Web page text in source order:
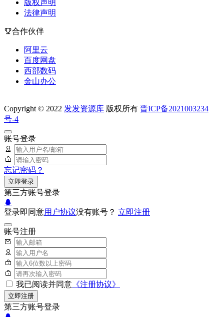
版权声明
法律声明
合作伙伴
阿里云
百度网盘
西部数码
金山办公
Copyright © 2022 发发资源库 版权所有 晋ICP备2021003234
号-4
账号登录
忘记密码？
立即登录
第三方账号登录
登录即同意用户协议没有账号？ 立即注册
账号注册
我已阅读并同意 《注册协议》
立即注册
第三方账号登录